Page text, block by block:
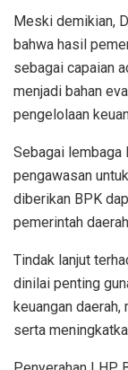
Meski demikian,
bahwa hasil
sebagai capaian
menjadi bahan
pengelolaan
Sebagai
pengawasan
diberikan BPK
pemerintah
Tindak lanjut
dinilai penting
keuangan
serta